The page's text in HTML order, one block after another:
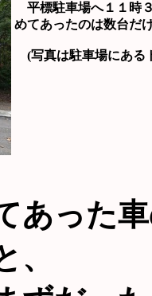
平標駐車場へ１１時
めてあったのは数台だ
(写真は駐車場にある
あった
、